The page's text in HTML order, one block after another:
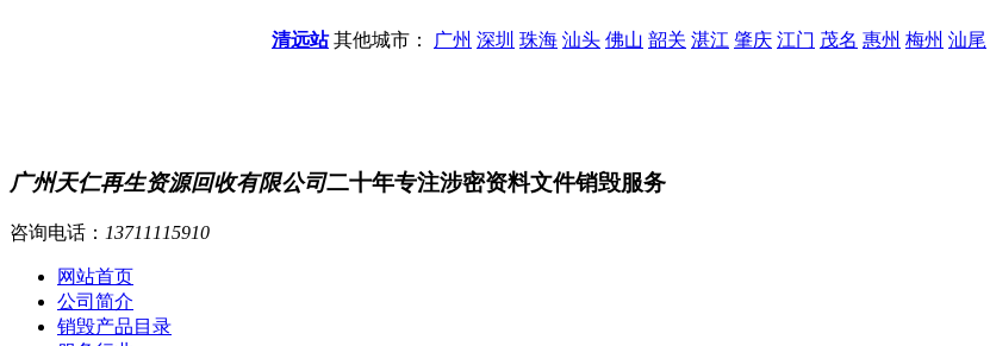
清远站其他城市： 广州 深圳 珠海 汕头 佛山 韶关 湛江 肇庆 江门 茂名 惠州 梅州 汕尾
广州天仁再生资源回收有限公司二十年专注涉密资料文件销毁服务
咨询电话： 13711115910
网站首页
公司简介
销毁产品目录